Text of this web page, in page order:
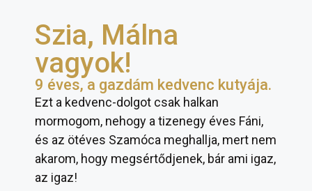
Szia, Málna
vagyok!
9 éves, a gazdám kedvenc kutyája.
Ezt a kedvenc-dolgot csak halkan
mormogom, nehogy a tizenegy éves Fáni,
és az ötéves Szamóca meghallja, mert nem
akarom, hogy megsértődjenek, bár ami igaz,
az igaz!